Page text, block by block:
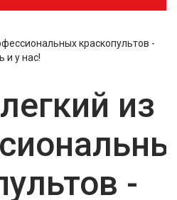
краскопультов -
и у нас!
из
-